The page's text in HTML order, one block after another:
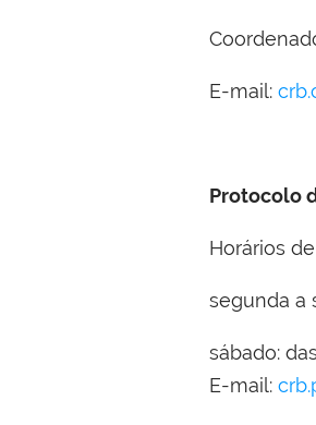
E-mail:
Protocolo
Horários
segunda a
sábado:
E-mail: